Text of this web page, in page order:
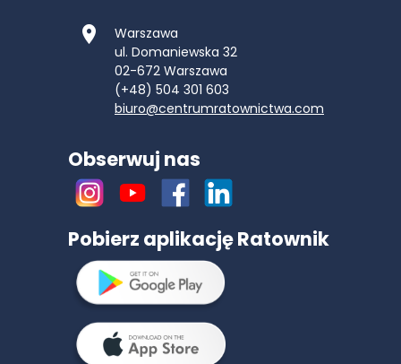
Warszawa
ul. Domaniewska 32
02-672 Warszawa
(+48) 504 301 603
biuro@centrumratownictwa.com
Obserwuj nas
Pobierz aplikację Ratownik